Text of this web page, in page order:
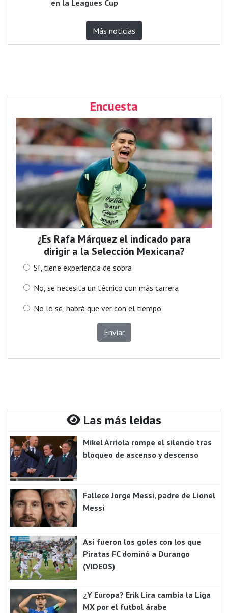
en la Leagues Cup
Más noticias
Encuesta
¿Es Rafa Márquez el indicado para
dirigir a la Selección Mexicana?
Sí, tiene experiencia de sobra
No, se necesita un técnico con más carrera
No lo sé, habrá que ver con el tiempo
Enviar
Las más leidas
Mikel Arriola rompe el silencio tras
bloqueo de ascenso y descenso
Fallece Jorge Messi, padre de Lionel
Messi
Así fueron los goles con los que
Piratas FC dominó a Durango
(VIDEOS)
¿Y Europa? Erik Lira cambia la Liga
MX por el futbol árabe